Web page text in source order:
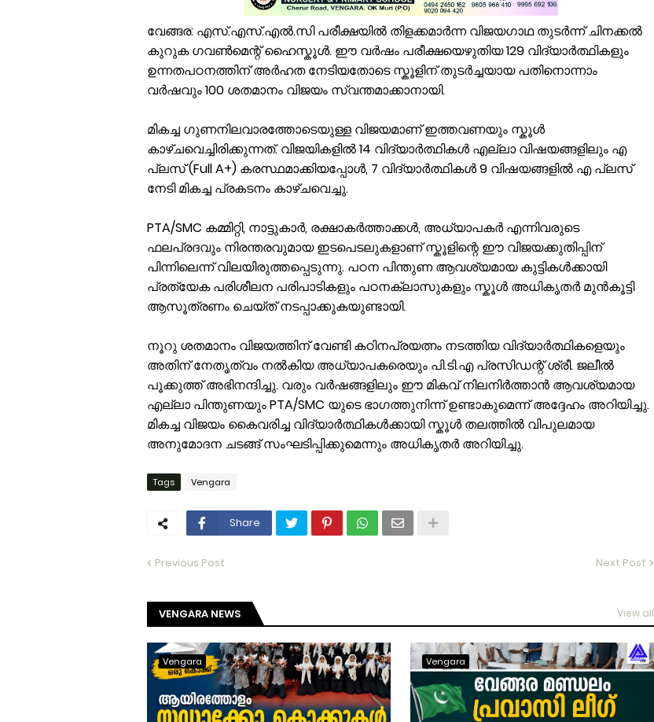
വേങ്ങര: എസ്.എസ്.എൽ.സി പരീക്ഷയിൽ തിളക്കമാർന്ന വിജയഗാഥ തുടർന്ന് ചിനക്കൽ
കുറുക ഗവൺമെന്റ് ഹൈസ്കൂൾ. ഈ വർഷം പരീക്ഷയെഴുതിയ 129 വിദ്യാർത്ഥികളും
ഉന്നതപഠനത്തിന് അർഹത നേടിയതോടെ സ്കൂളിന് തുടർച്ചയായ പതിനൊന്നാം
വർഷവും 100 ശതമാനം വിജയം സ്വന്തമാക്കാനായി.
മികച്ച ഗുണനിലവാരത്തോടെയുള്ള വിജയമാണ് ഇത്തവണയും സ്കൂൾ
കാഴ്ചവെച്ചിരിക്കുന്നത്. വിജയികളിൽ 14 വിദ്യാർത്ഥികൾ എല്ലാ വിഷയങ്ങളിലും എ
പ്ലസ് (Full A+) കരസ്ഥമാക്കിയപ്പോൾ, 7 വിദ്യാർത്ഥികൾ 9 വിഷയങ്ങളിൽ എ പ്ലസ്
നേടി മികച്ച പ്രകടനം കാഴ്ചവെച്ചു.
PTA/SMC കമ്മിറ്റി, നാട്ടുകാർ, രക്ഷാകർത്താക്കൾ, അധ്യാപകർ എന്നിവരുടെ
ഫലപ്രദവും നിരന്തരവുമായ ഇടപെടലുകളാണ് സ്കൂളിന്റെ ഈ വിജയക്കുതിപ്പിന്
പിന്നിലെന്ന് വിലയിരുത്തപ്പെടുന്നു. പഠന പിന്തുണ ആവശ്യമായ കുട്ടികൾക്കായി
പ്രത്യേക പരിശീലന പരിപാടികളും പഠനക്ലാസുകളും സ്കൂൾ അധികൃതർ മുൻകൂട്ടി
ആസൂത്രണം ചെയ്ത് നടപ്പാക്കുകയുണ്ടായി.
നൂറു ശതമാനം വിജയത്തിന് വേണ്ടി കഠിനപ്രയത്നം നടത്തിയ വിദ്യാർത്ഥികളെയും
അതിന് നേതൃത്വം നൽകിയ അധ്യാപകരെയും പി.ടി.എ പ്രസിഡന്റ് ശ്രീ. ജലീൽ
പൂക്കുത്ത് അഭിനന്ദിച്ചു. വരും വർഷങ്ങളിലും ഈ മികവ് നിലനിർത്താൻ ആവശ്യമായ
എല്ലാ പിന്തുണയും PTA/SMC യുടെ ഭാഗത്തുനിന്ന് ഉണ്ടാകുമെന്ന് അദ്ദേഹം അറിയിച്ചു.
മികച്ച വിജയം കൈവരിച്ച വിദ്യാർത്ഥികൾക്കായി സ്കൂൾ തലത്തിൽ വിപുലമായ
അനുമോദന ചടങ്ങ് സംഘടിപ്പിക്കുമെന്നും അധികൃതർ അറിയിച്ചു.
Tags Vengara
Share
Previous Post Next Post
VENGARA NEWS View all
Vengara Vengara